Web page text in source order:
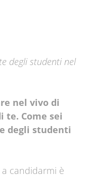
degli studenti nel
nel vivo di
te. Come sei
degli studenti
candidarmi è